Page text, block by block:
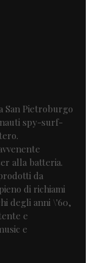
San Pietroburgo
spy-surf-
alla batteria.
da
di richiami
degli anni \'60,
e
e